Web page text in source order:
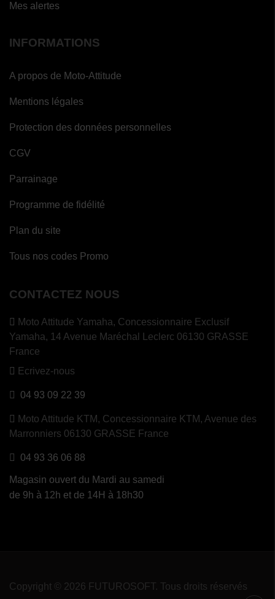
Mes alertes
INFORMATIONS
A propos de Moto-Attitude
Mentions légales
Protection des données personnelles
CGV
Parrainage
Programme de fidélité
Plan du site
Tous nos codes Promo
CONTACTEZ NOUS
Moto Attitude Yamaha, Concessionnaire Exclusif
Yamaha, 14 Avenue Maréchal Leclerc 06130 GRASSE
France
Ecrivez-nous
04 93 09 22 39
Moto Attitude KTM, Concessionnaire KTM, Avenue des
Marronniers 06130 GRASSE France
04 93 36 06 88
Magasin ouvert du Mardi au samedi
de 9h à 12h et de 14H à 18h30
Copyright © 2026 FUTUROSOFT. Tous droits réservés